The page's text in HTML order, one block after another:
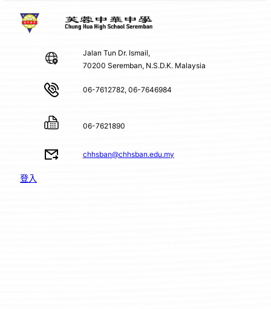
Jalan Tun Dr. Ismail,
70200 Seremban, N.S.D.K. Malaysia
06-7612782, 06-7646984
06-7621890
chhsban@chhsban.edu.my
登入